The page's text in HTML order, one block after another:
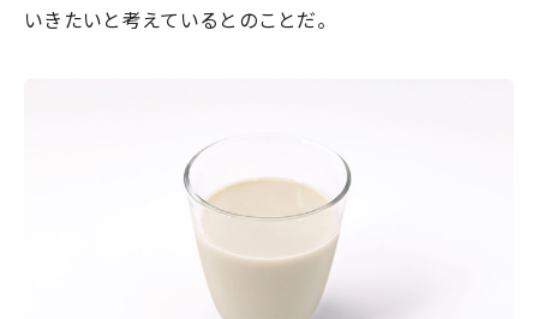
いきたいと考えているとのことだ。